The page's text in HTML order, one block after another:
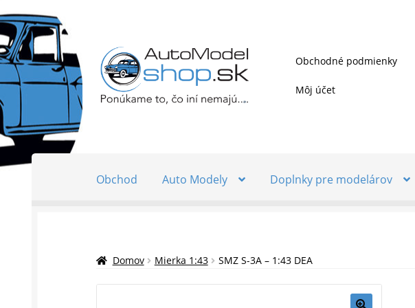
Preskočiť
na
navigáciu
Preskočiť
na
obsah
Obchodné podmienky
Môj účet
Obchod Auto Modely Doplnky pre modelárov
Domov Mierka 1:43 SMZ S-3A – 1:43 DEA